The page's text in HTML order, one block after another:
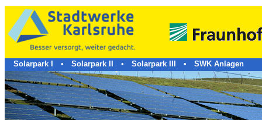
Solarpark I • Solarpark II • Solarpark III • SWK Anlagen